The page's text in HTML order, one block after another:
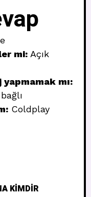
mi: Açık
mı:
Coldplay
KIMDIR